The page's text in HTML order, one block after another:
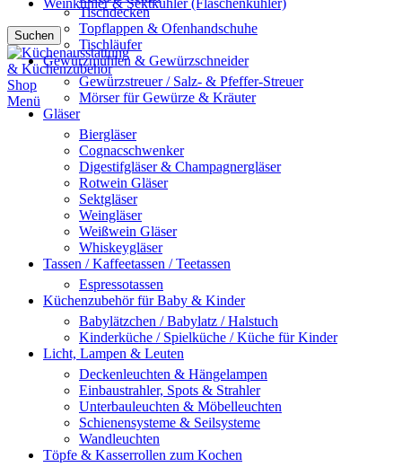
Weinkühler & Sektkühler (Flaschenkühler)
Suchen
Menü
Tischdecken
Topflappen & Ofenhandschuhe
Tischläufer
Gewürzmühlen & Gewürzschneider
Gewürzstreuer / Salz- & Pfeffer-Streuer
Mörser für Gewürze & Kräuter
Gläser
Biergläser
Cognacschwenker
Digestifgläser & Champagnergläser
Rotwein Gläser
Sektgläser
Weingläser
Weißwein Gläser
Whiskeygläser
Tassen / Kaffeetassen / Teetassen
Espressotassen
Küchenzubehör für Baby & Kinder
Babylätzchen / Babylatz / Halstuch
Kinderküche / Spielküche / Küche für Kinder
Licht, Lampen & Leuten
Deckenleuchten & Hängelampen
Einbaustrahler, Spots & Strahler
Unterbauleuchten & Möbelleuchten
Schienensysteme & Seilsysteme
Wandleuchten
Töpfe & Kasserrollen zum Kochen